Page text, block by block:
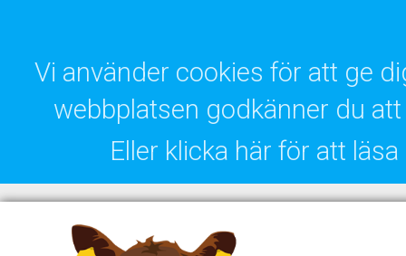
Vi använder cookies för att ge
webbplatsen godkänner du
Eller klicka här för att